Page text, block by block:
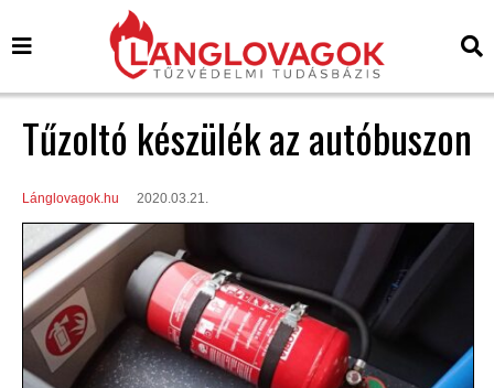
Tűzoltó készülék az autóbuszon
Lánglovagok.hu 2020.03.21.